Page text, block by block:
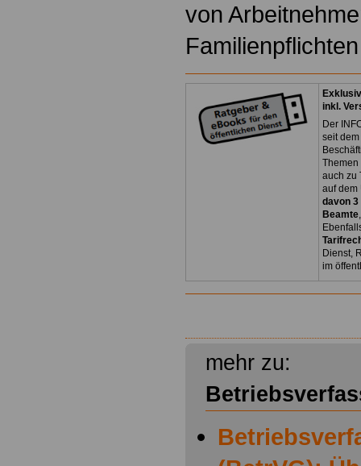
von
inkl.
Der
seit
Themen
auch zu
auf dem
davon 3
Beamte
Dienst,
im
mehr zu: